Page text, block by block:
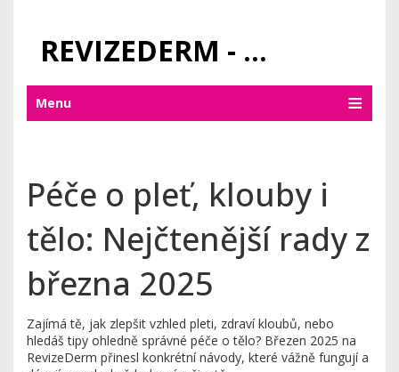
REVIZEDERM - PÉČE O KŮŽI A KOSMETIKA
Menu
Péče o pleť, klouby i
tělo: Nejčtenější rady z
března 2025
Zajímá tě, jak zlepšit vzhled pleti, zdraví kloubů, nebo
hledáš tipy ohledně správné péče o tělo? Březen 2025 na
RevizeDerm přinesl konkrétní návody, které vážně fungují a